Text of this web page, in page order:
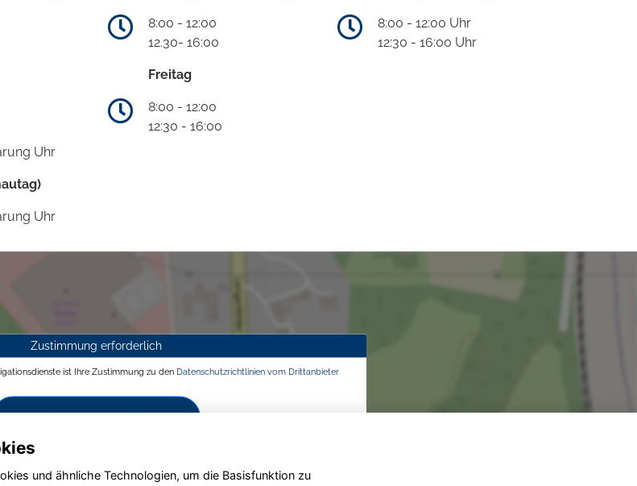
Uhr
Uhr
8:00 - 12:00
12.30- 16:00
Freitag
8:00 - 12:00
12:30 - 16:00
8:00 - 12:00 Uhr
12:30 - 16:00 Uhr
Zustimmung erforderlich
ist Ihre Zustimmung zu den Datenschutzrichtlinien vom Drittanbieter
Zustimmen und aktivieren
und ähnliche Technologien, um die Basisfunktion zu